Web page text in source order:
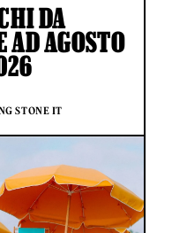
DA
AD AGOSTO
STONE IT